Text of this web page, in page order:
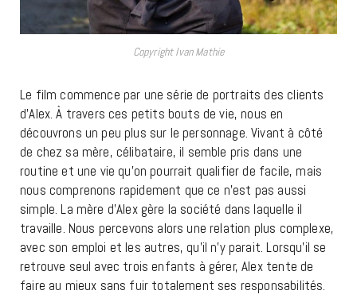
Copyright Ivan Mathie
Le film commence par une série de portraits des clients
d’Alex. À travers ces petits bouts de vie, nous en
découvrons un peu plus sur le personnage. Vivant à côté
de chez sa mère, célibataire, il semble pris dans une
routine et une vie qu’on pourrait qualifier de facile, mais
nous comprenons rapidement que ce n’est pas aussi
simple. La mère d’Alex gère la société dans laquelle il
travaille. Nous percevons alors une relation plus complexe,
avec son emploi et les autres, qu’il n’y parait. Lorsqu’il se
retrouve seul avec trois enfants à gérer, Alex tente de
faire au mieux sans fuir totalement ses responsabilités.